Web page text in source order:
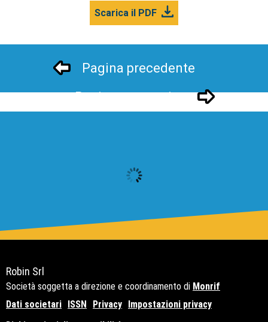
Scarica il PDF
Pagina precedente
Pagina successivo
Robin Srl
Società soggetta a direzione e coordinamento di Monrif
Dati societari ISSN Privacy Impostazioni privacy